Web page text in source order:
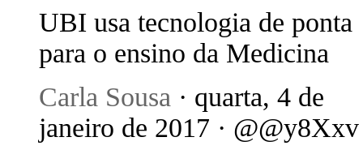
UBI usa tecnologia de ponta
para o ensino da Medicina
Carla Sousa · quarta, 4 de
janeiro de 2017 · @@y8Xxv